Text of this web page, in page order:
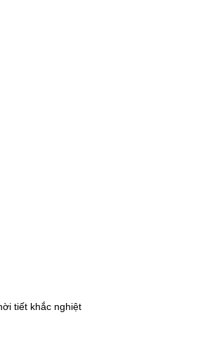
tiết khắc nghiệt